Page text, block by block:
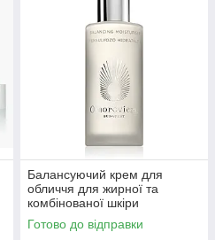
Балансуючий крем для
обличчя для жирної та
комбінованої шкіри
Omorovicza Balancing
Moisturiser 50 мл
Готово до відправки